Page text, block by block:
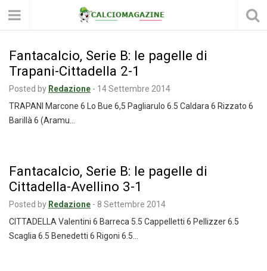
Fantacalcio, Serie B: le pagelle di
Trapani-Cittadella 2-1
Posted by Redazione - 14 Settembre 2014
TRAPANI Marcone 6 Lo Bue 6,5 Pagliarulo 6.5 Caldara 6 Rizzato 6
Barillà 6 (Aramu…
Fantacalcio, Serie B: le pagelle di
Cittadella-Avellino 3-1
Posted by Redazione - 8 Settembre 2014
CITTADELLA Valentini 6 Barreca 5.5 Cappelletti 6 Pellizzer 6.5
Scaglia 6.5 Benedetti 6 Rigoni 6.5…